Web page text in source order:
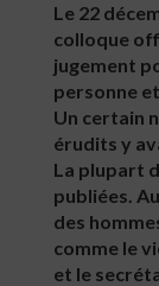
Le 22
colloque
jugement
personne
Un certain
érudits y
La plupart
publiées.
des
comme le
et le